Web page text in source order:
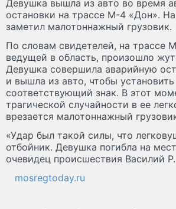
Девушка вышла из авто во время
остановки на трассе М-4 «Дон».
заметил малотоннажный грузовик.
По словам свидетелей, на трассе
ведущей в область, произошло
Девушка совершила аварийную
и вышла из авто, чтобы установить
соответствующий знак. В этот
трагической случайности в ее
врезается малотоннажный
«Удар был такой силы, что
отбойник. Девушка погибла на
очевидец происшествия Василий Р.
mosregtoday.ru